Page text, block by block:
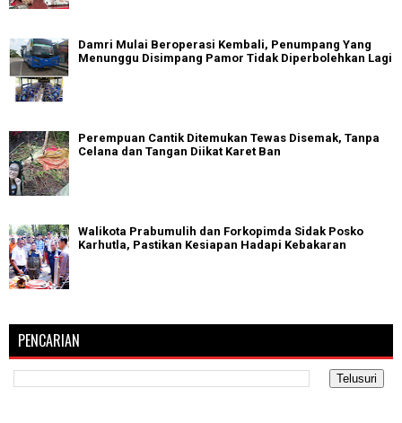
Damri Mulai Beroperasi Kembali, Penumpang Yang
Menunggu Disimpang Pamor Tidak Diperbolehkan Lagi
Perempuan Cantik Ditemukan Tewas Disemak, Tanpa
Celana dan Tangan Diikat Karet Ban
Walikota Prabumulih dan Forkopimda Sidak Posko
Karhutla, Pastikan Kesiapan Hadapi Kebakaran
PENCARIAN